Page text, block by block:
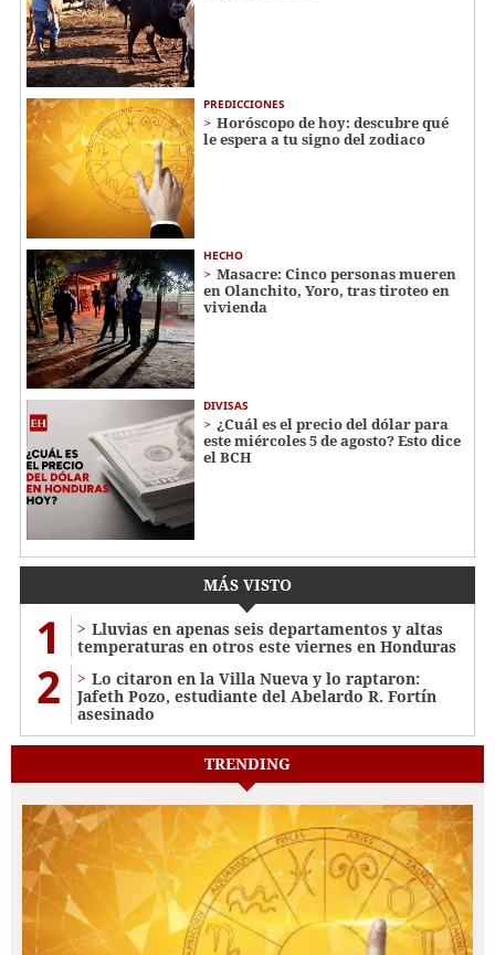
PREDICCIONES
Horóscopo de hoy: descubre qué
le espera a tu signo del zodiaco
HECHO
Masacre: Cinco personas mueren
en Olanchito, Yoro, tras tiroteo en
vivienda
DIVISAS
¿Cuál es el precio del dólar para
este miércoles 5 de agosto? Esto dice
el BCH
MÁS VISTO
1
Lluvias en apenas seis departamentos y altas
temperaturas en otros este viernes en Honduras
2
Lo citaron en la Villa Nueva y lo raptaron:
Jafeth Pozo, estudiante del Abelardo R. Fortín
asesinado
TRENDING